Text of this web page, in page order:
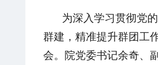
为深入学习贯彻党
群建 ， 精准提升群团工
会。 院党委书记余奇、